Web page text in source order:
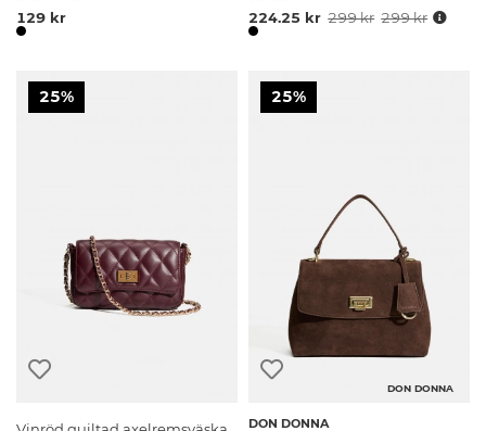
129 kr
224.25 kr 299 kr 299 kr
25% 25%
DON DONNA
DON DONNA